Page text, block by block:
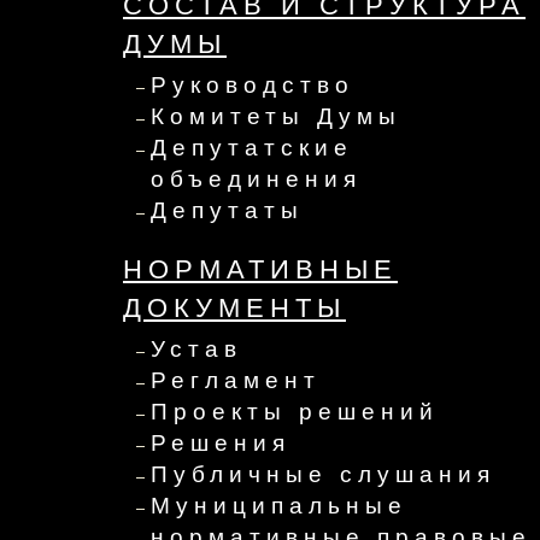
ДУМЫ
Руководство
Комитеты Думы
Депутатские
объединения
Депутаты
НОРМАТИВНЫЕ
ДОКУМЕНТЫ
Устав
Регламент
Проекты решений
Решения
Публичные слушания
Муниципальные